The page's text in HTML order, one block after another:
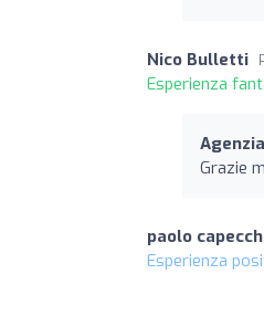
Nico Bulletti
Esperienza
Grazie
paolo
Esperienza